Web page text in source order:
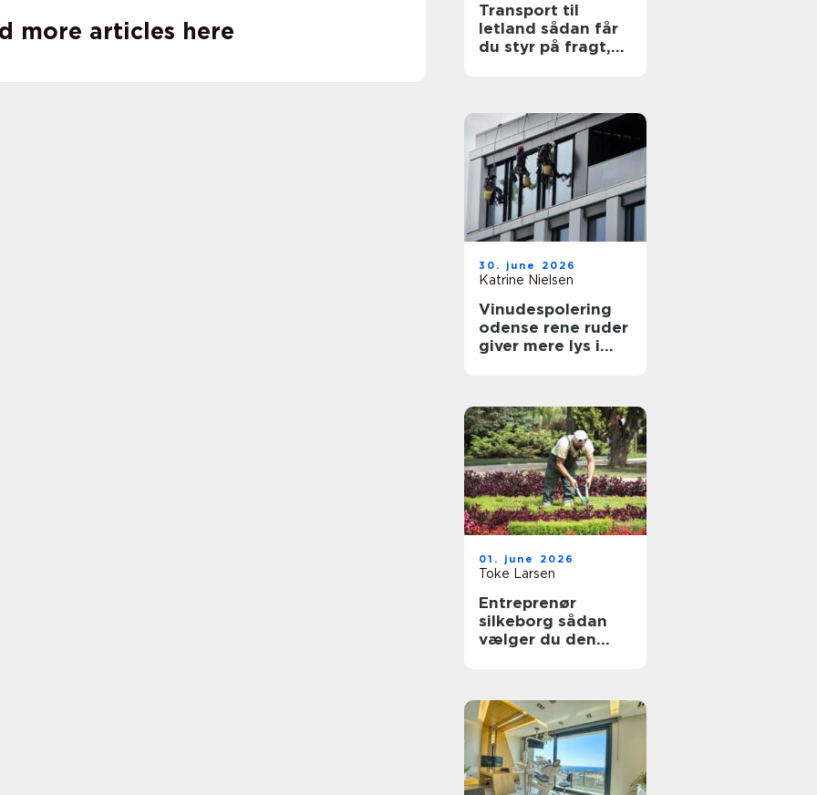
more articles here
Transport til
letland sådan får
du styr på fragt,
30. june 2026
Katrine Nielsen
Vinudespolering
odense rene ruder
giver mere lys i
01. june 2026
Toke Larsen
Entreprenør
silkeborg sådan
vælger du den